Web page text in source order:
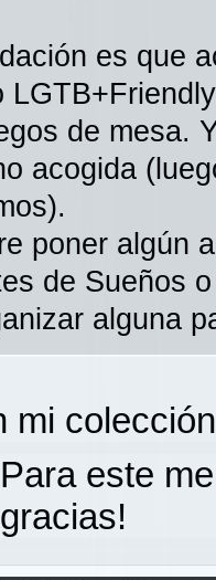
es que
de mesa.
acogida
poner algún
de Sueños
alguna
mi
Para este
gracias!